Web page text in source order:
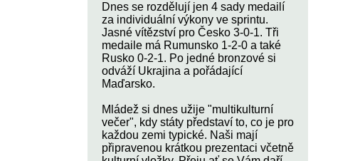
Dnes se rozdělují jen 4 sady medailí
za individuální výkony ve sprintu.
Jasné vítězství pro Česko 3-0-1. Tři
medaile má Rumunsko 1-2-0 a také
Rusko 0-2-1. Po jedné bronzové si
odváží Ukrajina a pořádající
Maďarsko.
Mládež si dnes užije "multikulturní
večer", kdy státy představí to, co je pro
každou zemi typické. Naši mají
připravenou krátkou prezentaci včetně